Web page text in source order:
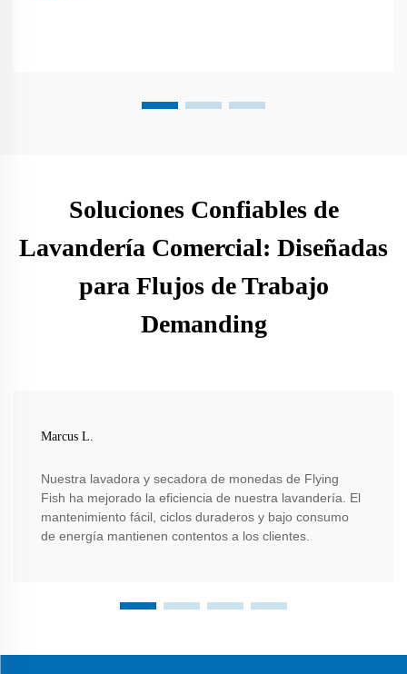
Soluciones Confiables de
Lavandería Comercial: Diseñadas
para Flujos de Trabajo
Demanding
Marcus L.
Nuestra lavadora y secadora de monedas de Flying
Fish ha mejorado la eficiencia de nuestra lavandería. El
mantenimiento fácil, ciclos duraderos y bajo consumo
de energía mantienen contentos a los clientes.